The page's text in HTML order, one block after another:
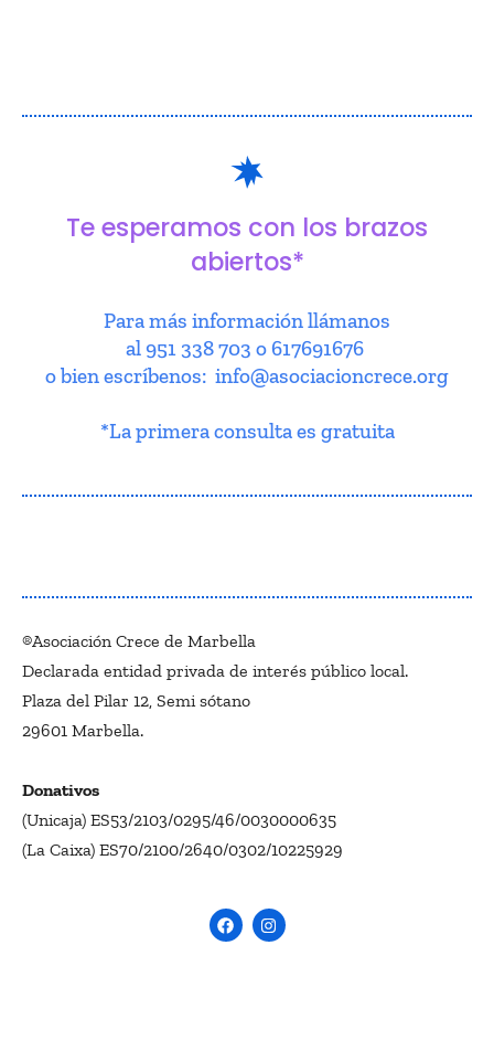
Te esperamos con los brazos
abiertos*
Para más información llámanos
al 951 338 703 o 617691676
o bien escríbenos: info@asociacioncrece.org
*La primera consulta es gratuita
®Asociación Crece de Marbella
Declarada entidad privada de interés público local.
Plaza del Pilar 12, Semi sótano
29601 Marbella.
Donativos
(Unicaja) ES53/2103/0295/46/0030000635
(La Caixa) ES70/2100/2640/0302/10225929